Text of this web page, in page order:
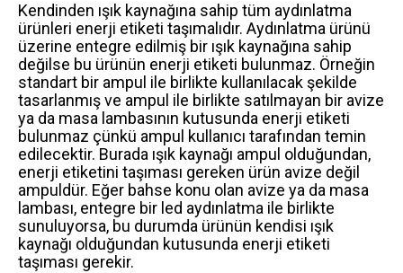
Kendinden ışık kaynağına sahip tüm aydınlatma
ürünleri enerji etiketi taşımalıdır. Aydınlatma ürünü
üzerine entegre edilmiş bir ışık kaynağına sahip
değilse bu ürünün enerji etiketi bulunmaz. Örneğin
standart bir ampul ile birlikte kullanılacak şekilde
tasarlanmış ve ampul ile birlikte satılmayan bir avize
ya da masa lambasının kutusunda enerji etiketi
bulunmaz çünkü ampul kullanıcı tarafından temin
edilecektir. Burada ışık kaynağı ampul olduğundan,
enerji etiketini taşıması gereken ürün avize değil
ampuldür. Eğer bahse konu olan avize ya da masa
lambası, entegre bir led aydınlatma ile birlikte
sunuluyorsa, bu durumda ürünün kendisi ışık
kaynağı olduğundan kutusunda enerji etiketi
taşıması gerekir.